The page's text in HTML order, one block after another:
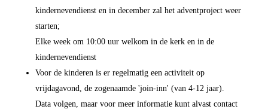
kindernevendienst en in december zal het adventproject weer
starten;
Elke week om 10:00 uur welkom in de kerk en in de
kindernevendienst
Voor de kinderen is er regelmatig een activiteit op
vrijdagavond, de zogenaamde 'join-inn' (van 4-12 jaar).
Data volgen, maar voor meer informatie kunt alvast contact